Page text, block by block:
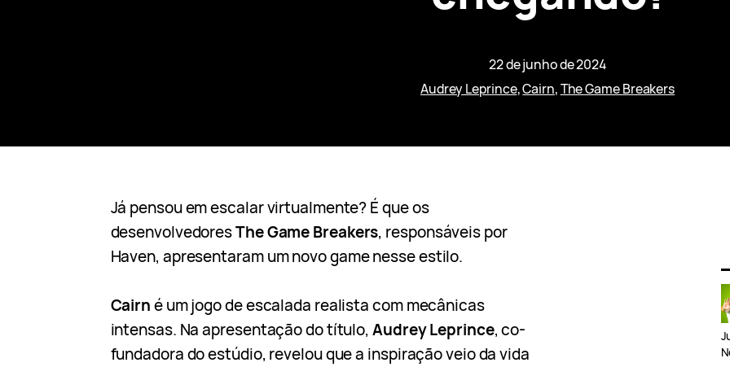
22 de junho de 2024
Audrey Leprince, Cairn, The Game Breakers
Já pensou em escalar virtualmente? É que os
desenvolvedoresThe Game Breakers, responsáveis por
Haven, apresentaram um novo game nesse estilo.
Cairné um jogo de escalada realista com mecânicas
intensas. Na apresentação do título,Audrey Leprince, co-
fundadora do estúdio, revelou que a inspiração veio da vida